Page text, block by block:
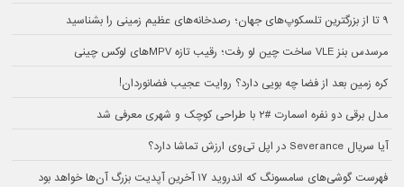
۹ تا از بزرگترین تلسکوپ‌های جهان؛ رصدخانه‌های عظیم زمینی را بشناسید
مرسدس بنز VLE ساخت چین لو رفت؛ رقیب تازه MPVهای لوکس چینی
کره زمین بعد از فضا چه بویی دارد؟ روایت عجیب فضانوردان!
مدل برقی دو نفره اسمارت #۲ با طراحی کوچک و شهری معرفی شد
آیا سریال Severance در اپل تی‌وی ارزش تماشا دارد؟
فهرست گوشی‌های سامسونگ که اندروید ۱۷ آخرین آپدیت بزرگ آن‌ها خواهد بود